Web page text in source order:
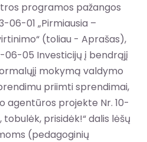
programos pažangos
06-01 „Pirmiausia –
(toliau - Aprašas),
06-05 Investicijų į bendrąjį
mokymą valdymo
priimti sprendimai,
agentūros projekte Nr. 10-
prisidėk!“ dalis lėšų
(pedagoginių